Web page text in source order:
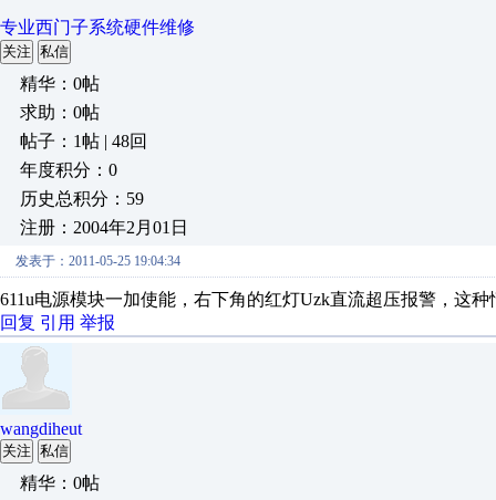
专业西门子系统硬件维修
关注 私信
精华：0帖
求助：0帖
帖子：1帖 | 48回
年度积分：0
历史总积分：59
注册：2004年2月01日
发表于：2011-05-25 19:04:34
611u电源模块一加使能，右下角的红灯Uzk直流超压报警，这
回复 引用 举报
wangdiheut
关注 私信
精华：0帖